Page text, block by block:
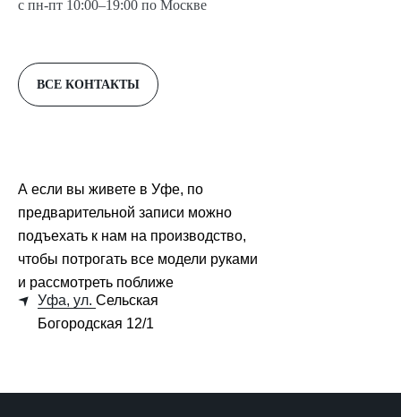
с пн-пт 10:00–19:00 по Москве
ВСЕ КОНТАКТЫ
А если вы живете в Уфе, по
предварительной записи можно
подъехать к нам на производство,
чтобы потрогать все модели руками
и рассмотреть поближе
Уфа, ул. Сельская
Богородская 12/1